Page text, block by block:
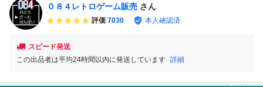
０８４レトロゲーム販売 さん
評価 7030 本人確認済
スピード発送
この出品者は平均24時間以内に発送しています 詳細